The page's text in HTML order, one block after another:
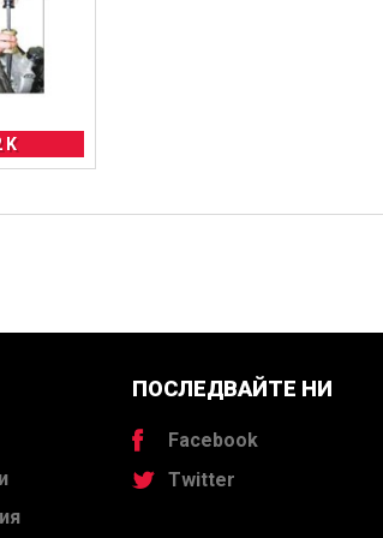
K
ПОСЛЕДВАЙТЕ НИ
Facebook
Twitter